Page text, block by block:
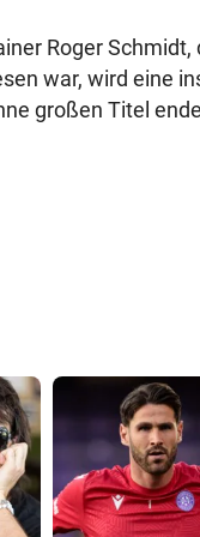
Roger
war, wird eine
großen Titel